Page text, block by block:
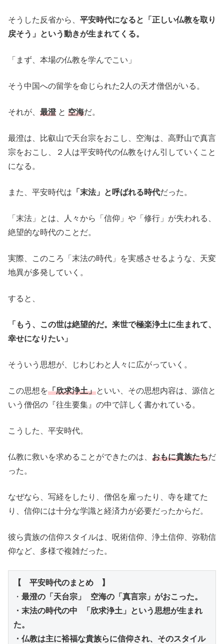
そうした反省から、 平安時代になると「正しい仏教を取り
戻そう」という動きが生まれてくる。
「まず、本場の仏教を学んでこい」
そう中国への留学を命じられた2人の天才僧侶がいる。
それが、 最澄と 空海だ。
最澄は、比叡山で天台宗をおこし、空海は、高野山で真言
宗をおこし、２人は平安時代の仏教をけん引していくこと
になる。
また、平安時代は 「末法」と呼ばれる時代だった。
「末法」とは、人々から「信仰」や「修行」が失われる、
絶望的な時代のことだ。
実際、このころ「末法の時代」を実感させるような、天変
地異が多発していく。
すると、
「もう、この世は絶望的だ。来世で極楽浄土に生まれて、
幸せになりたい」
そういう思想が、じわじわと人々に広がっていく。
この思想を「欣求浄土」といい、その思想内容は、源信と
いう僧侶の『往生要集』の中で詳しく書かれている。
こうした、平安時代。
仏教に救いを求めることができたのは、 おもに貴族たちだ
った。
なぜなら、写経をしたり、僧侶を雇ったり、寺を建てた
り、信仰には十分な学識と経済力が必要だったからだ。
彼ら貴族の信仰スタイルは、呪術信仰、浄土信仰、弥勒信
仰など、多様で複雑だった。
【　平安時代のまとめ　】
・ 最澄の「天台宗」 空海の「真言宗」がおこった。
・末法の時代の中 「欣求浄土」という思想が生まれ
た。
・仏教は主に裕福な貴族らに信仰され、そのスタイル